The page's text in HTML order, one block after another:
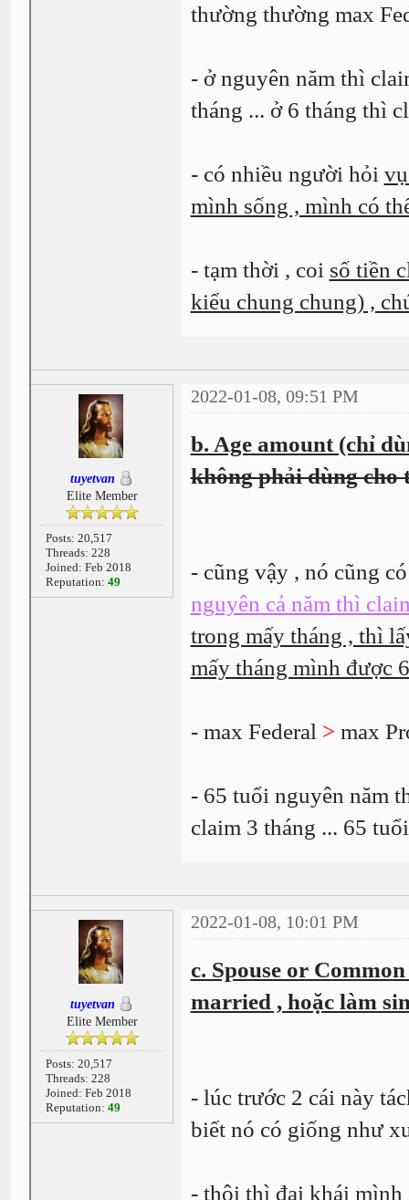
thường thường max
- ở nguyên năm thì
tháng ... ở 6 tháng thì
- có nhiều người hỏi
mình sống , mình có
- tạm thời , coi số tiền
kiểu chung chung) ,
tuyetvan
Elite Member
Posts: 20,517
Threads: 228
Joined: Feb 2018
Reputation: 49
2022-01-08, 09:51 PM
b. Age amount (chỉ
không phải dùng cho
- cũng vậy , nó cũng
nguyên cả năm thì
trong mấy tháng , thì
mấy tháng mình được
- max Federal > max
- 65 tuổi nguyên năm
claim 3 tháng ... 65
tuyetvan
Elite Member
Posts: 20,517
Threads: 228
Joined: Feb 2018
Reputation: 49
2022-01-08, 10:01 PM
c. Spouse or
married , hoặc làm
- lúc trước 2 cái này
biết nó có giống như
- thôi thì đại khái mình